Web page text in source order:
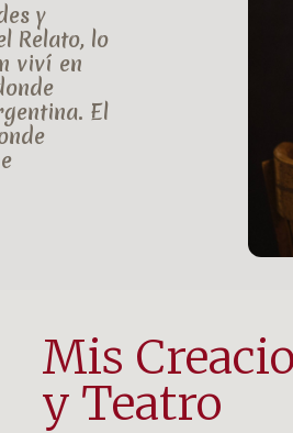
y
Relato, lo
viví en
El
Mis
y Teatro